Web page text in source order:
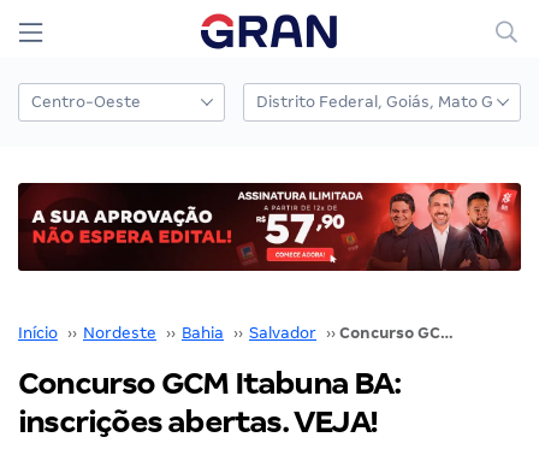
Início ›› Nordeste ›› Bahia ›› Salvador ›› Concurso GCM Itabuna BA: inscrições abertas. VEJA!
Concurso GCM Itabuna BA:
inscrições abertas. VEJA!